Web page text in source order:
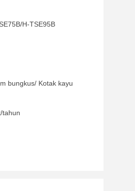
H-TSE95B
bungkus/ Kotak kayu
tahun